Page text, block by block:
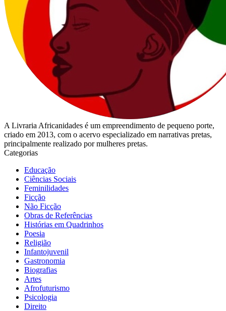
A Livraria Africanidades é um empreendimento de pequeno porte,
criado em 2013, com o acervo especializado em narrativas pretas,
principalmente realizado por mulheres pretas.
Categorias
Educação
Ciências Sociais
Feminilidades
Ficção
Não Ficção
Obras de Referências
Histórias em Quadrinhos
Poesia
Religião
Infantojuvenil
Gastronomia
Biografias
Artes
Afrofuturismo
Psicologia
Direito